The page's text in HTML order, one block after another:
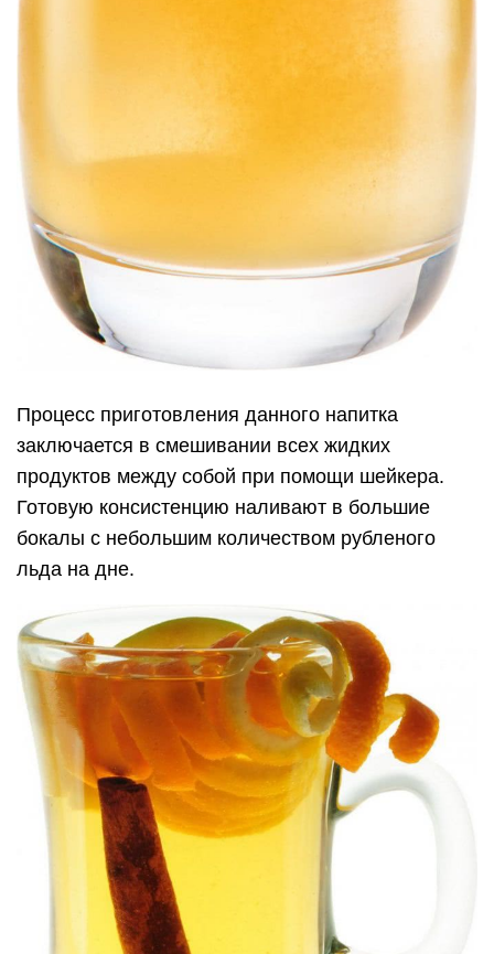
Процесс приготовления данного напитка
заключается в смешивании всех жидких
продуктов между собой при помощи шейкера.
Готовую консистенцию наливают в большие
бокалы с небольшим количеством рубленого
льда на дне.